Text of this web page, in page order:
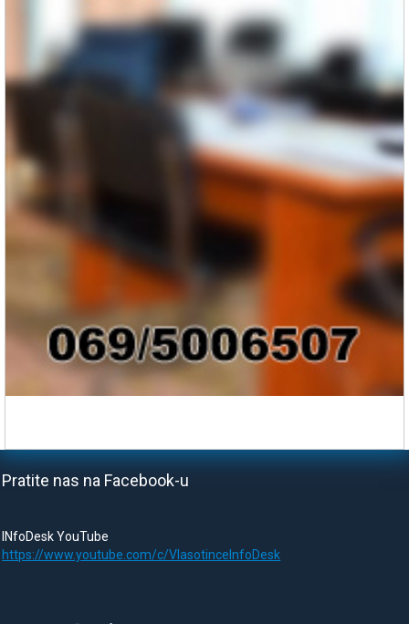
Pratite nas na Facebook-u
INfoDesk YouTube
https://www.youtube.com/c/VlasotinceInfoDesk